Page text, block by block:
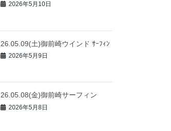
2026年5月10日
26.05.09(土)御前崎ウインド ｻｰﾌｨﾝ
2026年5月9日
26.05.08(金)御前崎サーフィン
2026年5月8日